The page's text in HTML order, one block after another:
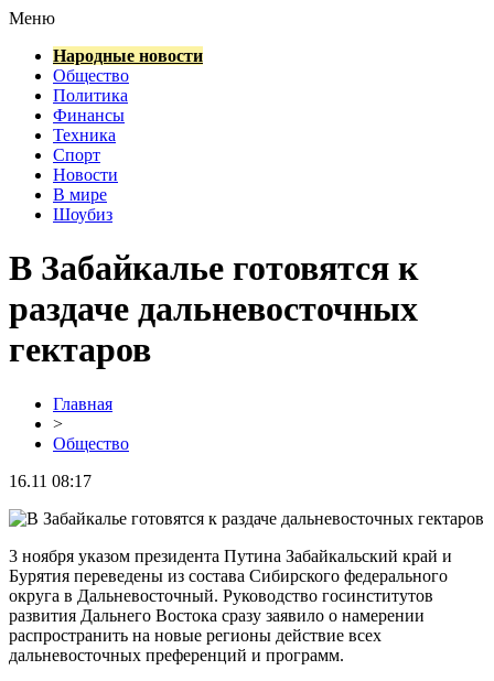
Меню
Народные новости
Общество
Политика
Финансы
Техника
Спорт
Новости
В мире
Шоубиз
В Забайкалье готовятся к
раздаче дальневосточных
гектаров
Главная
>
Общество
16.11 08:17
3 ноября указом президента Путина Забайкальский край и
Бурятия переведены из состава Сибирского федерального
округа в Дальневосточный. Руководство госинститутов
развития Дальнего Востока сразу заявило о намерении
распространить на новые регионы действие всех
дальневосточных преференций и программ.